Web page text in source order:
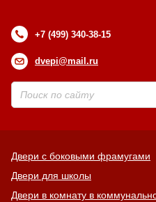
+7 (499) 340-38-15
dvepi@mail.ru
Двери с боковыми фрамугами
Двери для школы
Двери в комнату в